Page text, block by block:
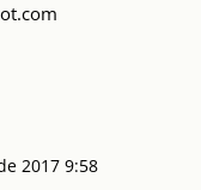
2017 9:58